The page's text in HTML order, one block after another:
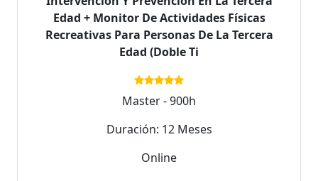
Edad + Monitor De Actividades Físicas
Recreativas Para Personas De La Tercera
Edad (Doble Ti
Master - 900h
Duración: 12 Meses
Online